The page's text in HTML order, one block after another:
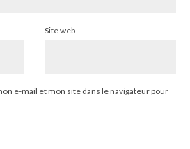
Site web
e-mail et mon site dans le navigateur pour